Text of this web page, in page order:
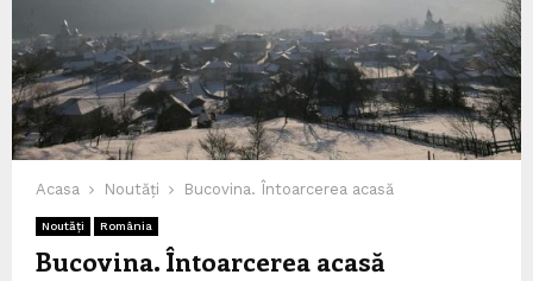
Acasa Noutăți Bucovina. Întoarcerea acasă
Noutăți România
Bucovina. Întoarcerea acasă